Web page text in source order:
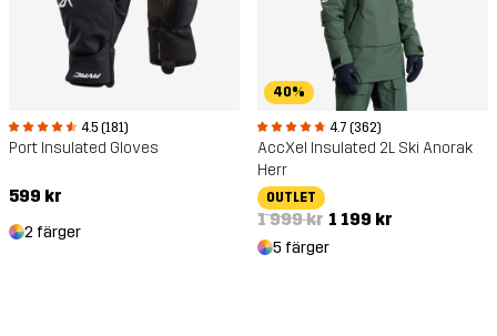
4.5 (181)
Port Insulated Gloves
599 kr
2 färger
40%
4.7 (362)
AccXel Insulated 2L Ski Anorak
Herr
OUTLET
1 999 kr 1 199 kr
5 färger